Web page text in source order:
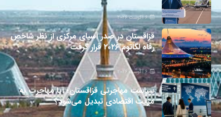
6 آگوست 2026
قزاقستان در صدر آسیای مرکزی از نظر شاخص
رفاه لگاتوم ۲۰۲۶ قرار گرفت
6 آگوست 2026
سیاست مهاجرتی قزاقستان؛ آیا مهاجرت به
مزیت اقتصادی تبدیل می‌شود؟